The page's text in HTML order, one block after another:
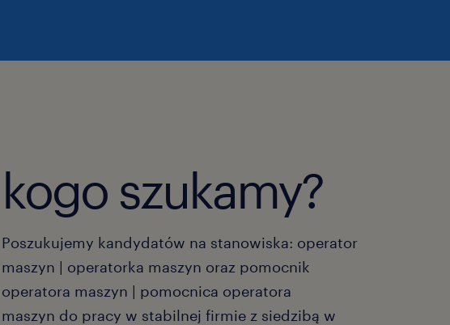
kogo szukamy?
Poszukujemy kandydatów na stanowiska: operator
maszyn | operatorka maszyn oraz pomocnik
operatora maszyn | pomocnica operatora
maszyn do pracy w stabilnej firmie z siedzibą w